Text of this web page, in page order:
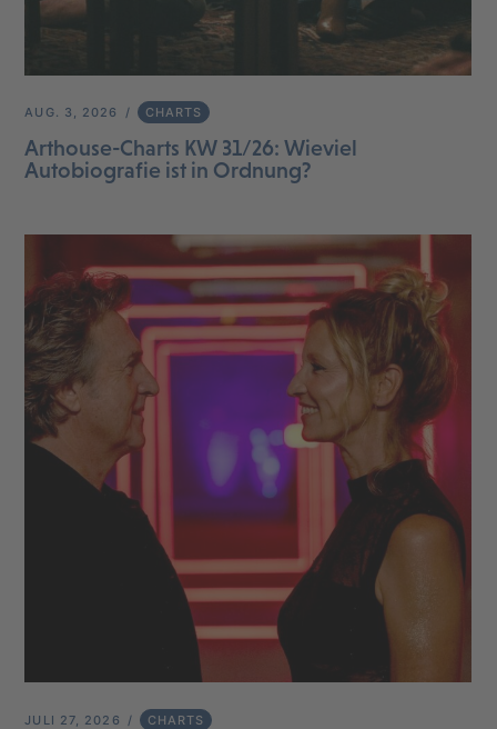
AUG. 3, 2026 CHARTS
Arthouse-Charts KW 31/26: Wieviel
Autobiografie ist in Ordnung?
JULI 27, 2026 CHARTS